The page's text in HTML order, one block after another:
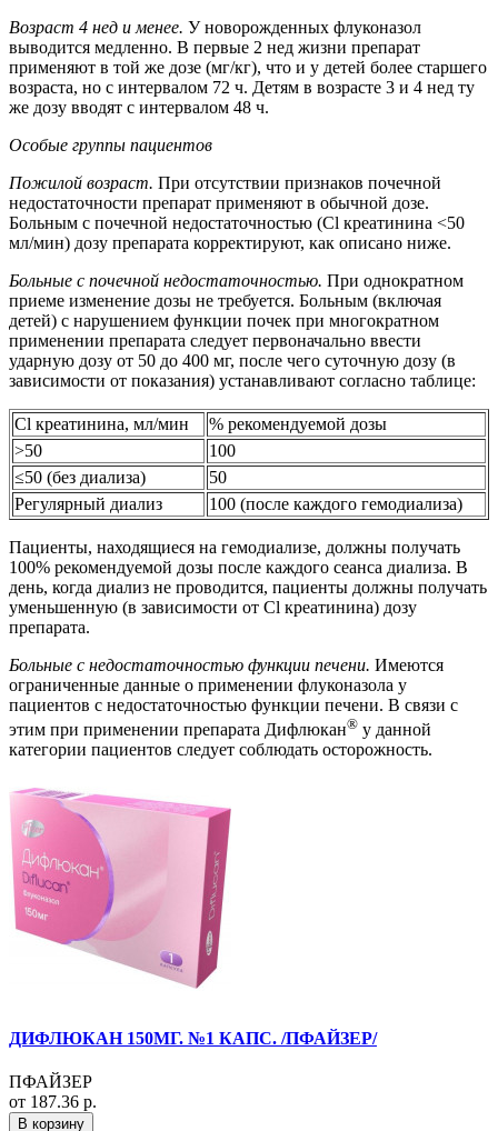
Возраст 4 нед и менее. У новорожденных флуконазол
выводится медленно. В первые 2 нед жизни препарат
применяют в той же дозе (мг/кг), что и у детей более старшего
возраста, но с интервалом 72 ч. Детям в возрасте 3 и 4 нед ту
же дозу вводят с интервалом 48 ч.
Особые группы пациентов
Пожилой возраст. При отсутствии признаков почечной
недостаточности препарат применяют в обычной дозе.
Больным с почечной недостаточностью (Cl креатинина <50
мл/мин) дозу препарата корректируют, как описано ниже.
Больные с почечной недостаточностью. При однократном
приеме изменение дозы не требуется. Больным (включая
детей) с нарушением функции почек при многократном
применении препарата следует первоначально ввести
ударную дозу от 50 до 400 мг, после чего суточную дозу (в
зависимости от показания) устанавливают согласно таблице:
Cl креатинина, мл/мин
% рекомендуемой дозы
>50
100
≤50 (без диализа)
50
Регулярный диализ
100 (после каждого гемодиализа)
Пациенты, находящиеся на гемодиализе, должны получать
100% рекомендуемой дозы после каждого сеанса диализа. В
день, когда диализ не проводится, пациенты должны получать
уменьшенную (в зависимости от Cl креатинина) дозу
препарата.
Больные с недостаточностью функции печени. Имеются
ограниченные данные о применении флуконазола у
пациентов с недостаточностью функции печени. В связи с
этим при применении препарата Дифлюкан® у данной
категории пациентов следует соблюдать осторожность.
ДИФЛЮКАН 150МГ. №1 КАПС. /ПФАЙЗЕР/
ПФАЙЗЕР
от 187.36 р.
В корзину